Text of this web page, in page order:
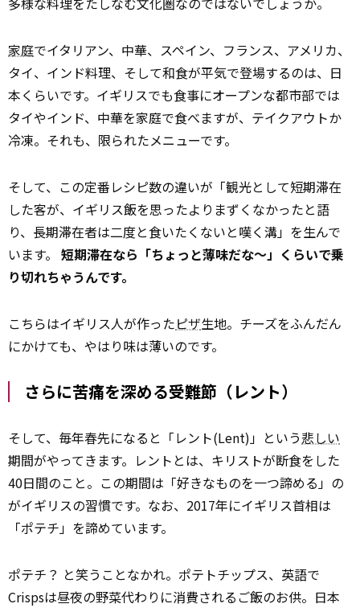
家庭でイタリアン、中華、スペイン、フランス、アメリカ、
タイ、インド料理、そして和食が平気で登場するのは、日
本くらいです。イギリスでも食事にオープンな都市部では
タイやインド、中華を家庭で食べますが、テイクアウトか
冷凍。それも、限られたメニューです。
そして、この定番レシピ数の違いが「観光として短期滞在
した客が、イギリス飯を思ったよりまずくなかったと語
り、長期滞在者は二度と食いたくないと嘆く溝」を生んで
います。 短期滞在なら「ちょっと薄味だな～」くらいで乗
り切れちゃうんです。
こちらはイギリス人が作ったピザ生地。チーズをふんだん
にかけても、やはり味は薄いのです。
さらに苦痛を深める受難節（レント）
そして、毎年春先になると「レント(Lent)」という悲しい
期間がやってきます。レントとは、キリストが断食をした
40日間のこと。この期間は「好きなものを一つ諦める」の
がイギリスの習慣です。なお、2017年にイギリス首相は
「ポテチ」を諦めています。
ポテチ？ と笑うことなかれ。ポテトチップス、英語で
Crispsは昼夜の野菜代わりに消費されるご飯のお供。日本